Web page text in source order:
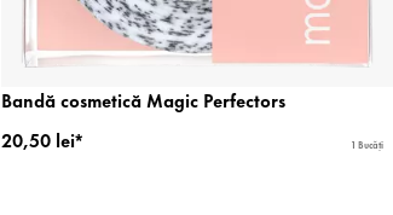
Bandă cosmetică Magic Perfectors
20,50 lei*
1 Bucăți